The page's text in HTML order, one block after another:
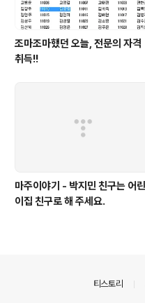
조마조마했던 오늘, 전문의 자격
취득!!
마주이야기 - 박지민 친구는 어린
이집 친구로 해 주세요.
티스토리